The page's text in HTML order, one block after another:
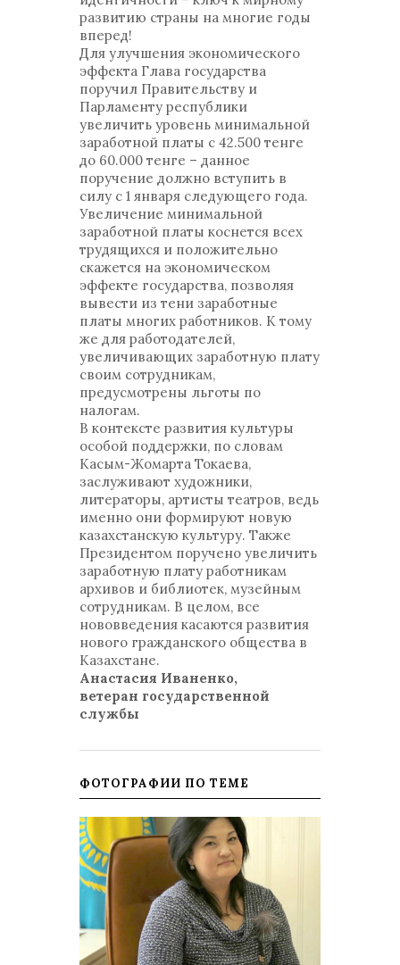
развитию страны на многие годы
вперед!
Для улучшения экономического
эффекта Глава государства
поручил Правительству и
Парламенту республики
увеличить уровень минимальной
заработной платы с 42.500 тенге
до 60.000 тенге – данное
поручение должно вступить в
силу с 1 января следующего года.
Увеличение минимальной
заработной платы коснется всех
трудящихся и положительно
скажется на экономическом
эффекте государства, позволяя
вывести из тени заработные
платы многих работников. К тому
же для работодателей,
увеличивающих заработную плату
своим сотрудникам,
предусмотрены льготы по
налогам.
В контексте развития культуры
особой поддержки, по словам
Касым-Жомарта Токаева,
заслуживают художники,
литераторы, артисты театров, ведь
именно они формируют новую
казахстанскую культуру. Также
Президентом поручено увеличить
заработную плату работникам
архивов и библиотек, музейным
сотрудникам. В целом, все
нововведения касаются развития
нового гражданского общества в
Казахстане.
Анастасия Иваненко,
ветеран государственной
службы
ФОТОГРАФИИ ПО ТЕМЕ